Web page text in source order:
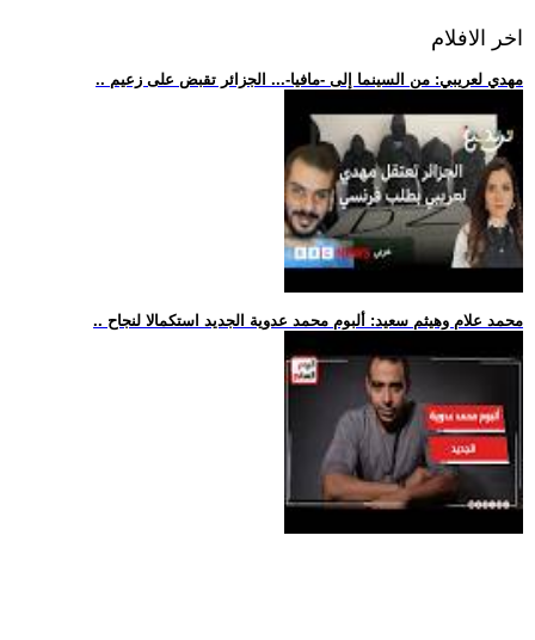
اخر الافلام
.. مهدي لعريبي: من السينما إلى -مافيا-... الجزائر تقبض على زعيم
.. محمد علام وهيثم سعيد: ألبوم محمد عدوية الجديد استكمالا لنجاح